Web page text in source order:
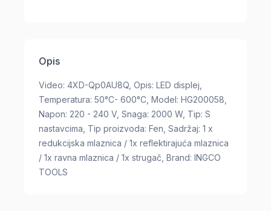
Opis
Video: 4XD-Qp0AU8Q, Opis: LED displej,
Temperatura: 50°C- 600°C, Model: HG200058,
Napon: 220 - 240 V, Snaga: 2000 W, Tip: S
nastavcima, Tip proizvoda: Fen, Sadržaj: 1 x
redukcijska mlaznica / 1x reflektirajuća mlaznica
/ 1x ravna mlaznica / 1x strugač, Brand: INGCO
TOOLS